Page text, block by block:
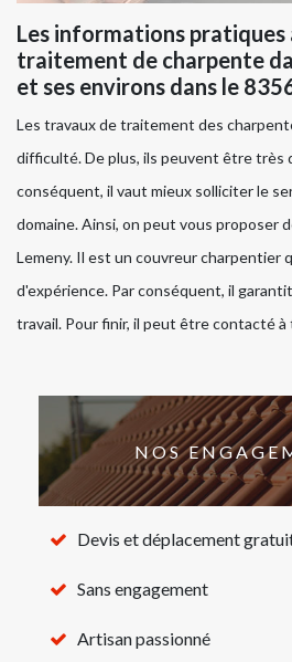
Les informations pratiques
traitement de charpente
et ses environs dans le
Les travaux de traitement des
difficulté. De plus, ils peuvent être très
conséquent, il vaut mieux solliciter le
domaine. Ainsi, on peut vous proposer
Lemeny. Il est un couvreur charpentier
d'expérience. Par conséquent, il
travail. Pour finir, il peut être contacté
NOS
Devis et déplacement
Sans engagement
Artisan passionné